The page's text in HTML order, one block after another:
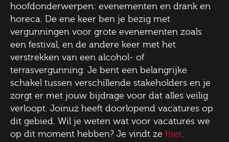
hoofdonderwerpen: evenementen en drank en
horeca. De ene keer ben je bezig met
vergunningen voor grote evenementen zoals
een festival, en de andere keer met het
verstrekken van een alcohol- of
terrasvergunning. Je bent een belangrijke
schakel tussen verschillende stakeholders en je
zorgt er met jouw bijdrage voor dat alles veilig
verloopt. Joinuz heeft doorlopend vacatures op
dit gebied. Wil je weten wat voor vacatures we
op dit moment hebben? Je vindt ze hier.